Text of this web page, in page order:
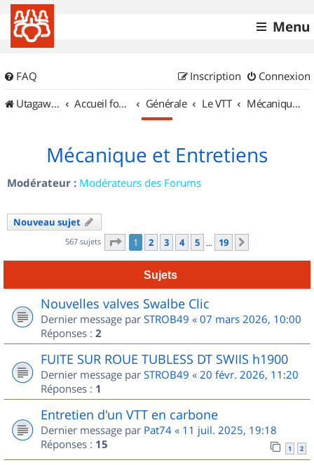
Menu
FAQ Connexion
Inscription
UtagawaVTT (Randos VTT et VTTAE avec traces GPS)
Accueil forum Générale Le VTT Mécanique et Entretiens
Mécanique et Entretiens
Modérateur : Modérateurs des Forums
Nouveau sujet
567 sujets Page 1sur
1 2 3 4 5 … 19
Sujets
Nouvelles valves Swalbe Clic
Dernier message par STROB49 « 07 mars 2026, 10:00
Réponses : 2
FUITE SUR ROUE TUBLESS DT SWIIS h1900
Dernier message par STROB49 « 20 févr. 2026, 11:20
Réponses : 1
Entretien d'un VTT en carbone
Dernier message par Pat74 « 11 juil. 2025, 19:18
Réponses : 15 1 2